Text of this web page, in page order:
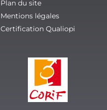
Plan du site
Mentions légales
Certification Qualiopi